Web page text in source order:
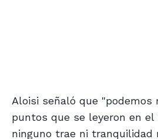
Aloisi señaló que "podemos
puntos que se leyeron en el
ninguno trae ni tranquilidad